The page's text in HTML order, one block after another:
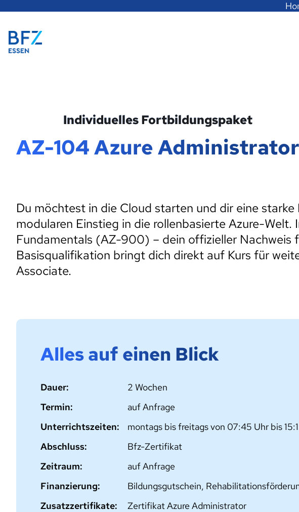
Seite
anspringen
Zur Startseite
Individuelles Fortbildungspaket
AZ-104 Azure Administrator
Du möchtest in die Cloud starten und dir eine
modularen Einstieg in die rollenbasierte Azure-
Fundamentals (AZ-900) – dein offizieller Nachweis
Basisqualifikation bringt dich direkt auf Kurs für
Associate.
Alles auf einen Blick
Dauer:
2 Wochen
Termin:
auf Anfrage
Unterrichtszeiten:
montags bis freitags von 07:45 Uhr bis
Abschluss:
Bfz-Zertifikat
Zeitraum:
auf Anfrage
Finanzierung:
Bildungsgutschein,
Zusatzzertifikate:
Zertifikat Azure Administrator